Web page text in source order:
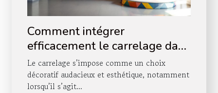
Comment intégrer
efficacement le carrelage dans
votre décoration d'escalier ?
Le carrelage s’impose comme un choix
décoratif audacieux et esthétique, notamment
lorsqu’il s’agit...